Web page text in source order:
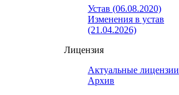
Устав (06.08.2020)
Изменения в устав
(21.04.2026)
Лицензия
Актуальные лицензии
Архив